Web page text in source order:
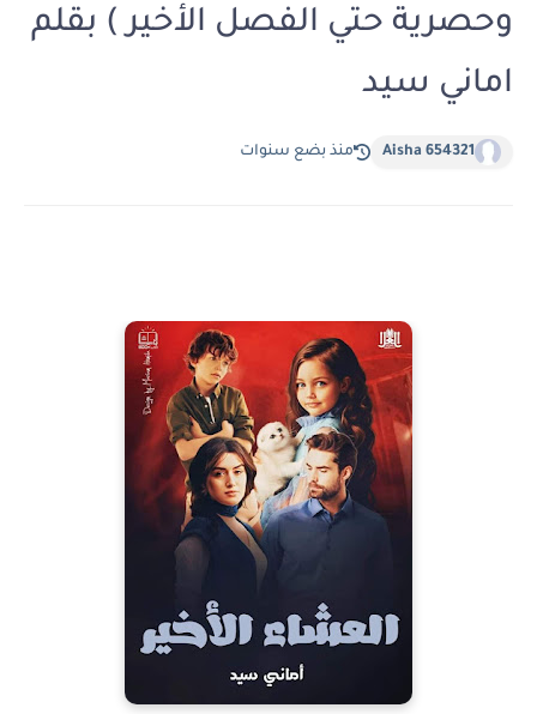
وحصرية حتي الفصل الأخير ) بقلم
اماني سيد
Aisha 654321 منذ بضع سنوات